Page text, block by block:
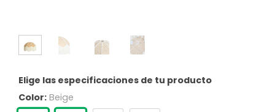
Elige las especificaciones de tu producto
Color: Beige